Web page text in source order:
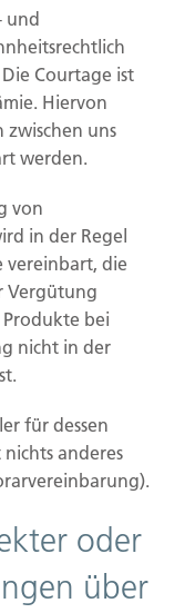
helfen?
und
Courtage ist
Hiervon
zwischen uns
werden.
von
in der Regel
vereinbart, die
Vergütung
bei
nicht in der
für dessen
anderes
oder
über